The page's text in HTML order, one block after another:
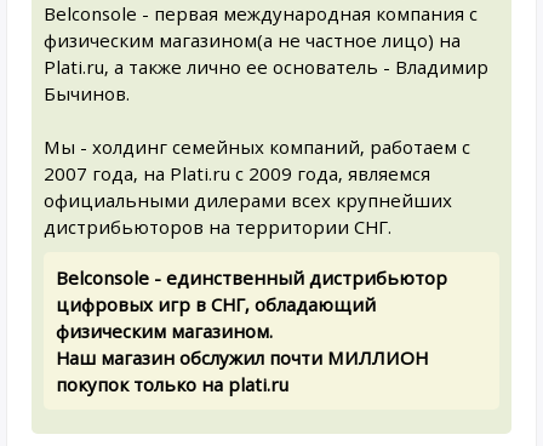
Belconsole - первая международная компания с
физическим магазином(а не частное лицо) на
Plati.ru, а также лично ее основатель - Владимир
Бычинов.
Мы - холдинг семейных компаний, работаем с
2007 года, на Plati.ru с 2009 года, являемся
официальными дилерами всех крупнейших
дистрибьюторов на территории СНГ.
Belconsole - единственный дистрибьютор
цифровых игр в СНГ, обладающий
физическим магазином.
Наш магазин обслужил почти МИЛЛИОН
покупок только на plati.ru